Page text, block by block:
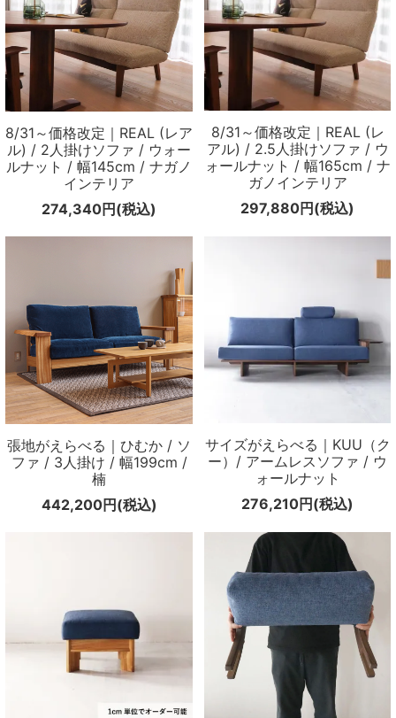
Facebook
8/31～価格改定｜REAL (レア
ル) / 2人掛けソファ / ウォー
ルナット / 幅145cm / ナガノ
インテリア
274,340円(税込)
8/31～価格改定｜REAL (レ
アル) / 2.5人掛けソファ / ウ
ォールナット / 幅165cm / ナ
ガノインテリア
297,880円(税込)
張地がえらべる｜ひむか / ソ
ファ / 3人掛け / 幅199cm /
楠
442,200円(税込)
サイズがえらべる｜KUU（ク
ー）/ アームレスソファ / ウ
ォールナット
276,210円(税込)